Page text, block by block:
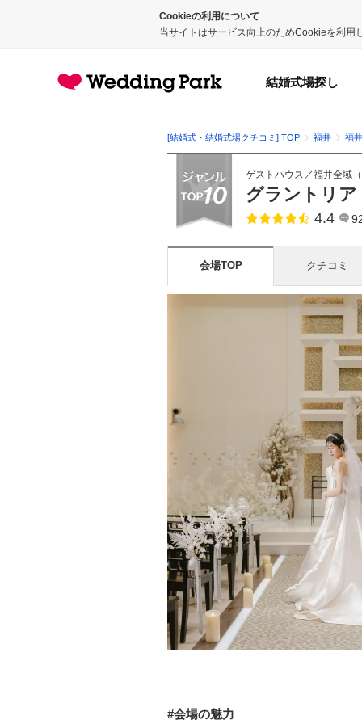
Cookieの利用について
当サイトはサービス向上のためCookieを利
結婚式場探し
[結婚式・結婚式場クチコミ] TOP 福井 福
ゲストハウス ／福井全域 （
グラントリア
点数
4.4
会場TOP クチコミ
#会場の魅力